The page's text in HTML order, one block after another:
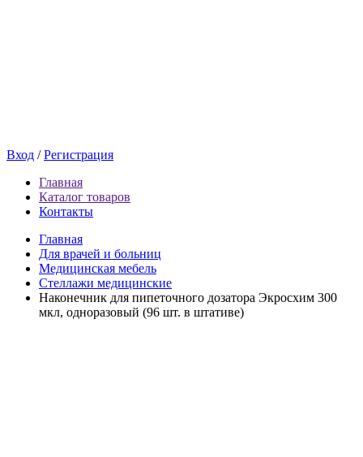
Вход /Регистрация
Главная
Каталог товаров
Контакты
Главная
Для врачей и больниц
Медицинская мебель
Стеллажи медицинские
Наконечник для пипеточного дозатора Экросхим 300
мкл, одноразовый (96 шт. в штативе)